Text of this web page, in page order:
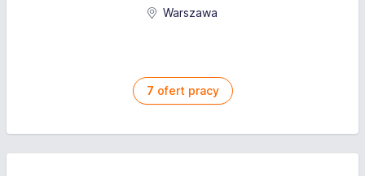
Warszawa
7 ofert pracy